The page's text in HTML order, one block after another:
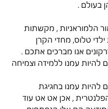
בעולם .
הלמוראניות , מקשתות
טלוס, מחדי הקרן
אנו מברכים אתכם .
להיות עמנו ללמידה וצמיחה
להיות עמנו בחגיגת
, אכן אט אט עוד